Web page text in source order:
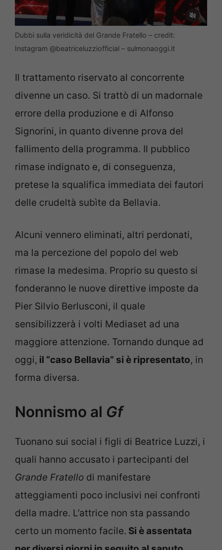
Dubbi sulla veridicità del Grande Fratello – credit:
Instagram @beatriceluzziofficial – sulmonaoggi.it
Il trattamento riservato al concorrente
divenne un caso. Si trattò di un madornale
errore della produzione e di Alfonso
Signorini, in quanto divenne prova del
fallimento della programma. Il pubblico
rimase indignato e, di conseguenza,
pretese la squalifica immediata dei fautori
delle crudeltà subìte da Bellavia.
Alcuni vennero eliminati, altri perdonati,
ma la percezione del popolo del web
rimase la medesima. Proprio su questo si
fonderanno le nuove direttive imposte da
Pier Silvio Berlusconi, il quale
sensibilizzerà i volti Mediaset ad una
maggiore attenzione. Tornando dunque ad
oggi, il “caso Bellavia” si è ripresentato, in
forma diversa.
Nonnismo al Gf
Tuonano sui social i figli di Beatrice Luzzi, i
quali hanno accusato i partecipanti del
Grande Fratello di manifestare
atteggiamenti poco inclusivi nei confronti
della madre. L’attrice non sta passando
certo un momento facile. Si è assentata